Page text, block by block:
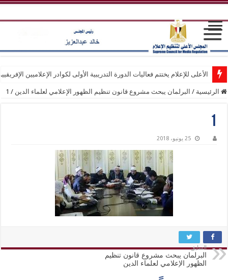
الأعلى للإعلام يختتم فعاليات الدورة التدريبية الأولى لكوادر الإعلاميين
الرئيسية / البرلمان يبحث مشروع قانون تنظيم الظهور الإعلامي لعلماء الدين /
1
1
25 يونيو، 2018
السابق
البرلمان يبحث مشروع قانون تنظيم
الظهور الإعلامي لعلماء الدين